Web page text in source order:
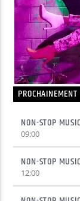
PROCHAINEMENT
NON-STOP MUSIC
09:00
NON-STOP MUSIC
12:00